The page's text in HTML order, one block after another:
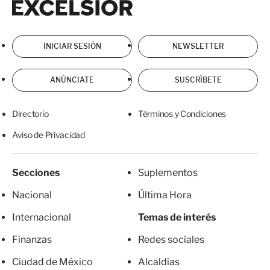
INICIAR SESIÓN NEWSLETTER
ANÚNCIATE SUSCRÍBETE
Directorio Términos y Condiciones
Aviso de Privacidad
Secciones
Nacional
Internacional
Finanzas
Ciudad de México
Suplementos
Última Hora
Temas de interés
Redes sociales
Alcaldías